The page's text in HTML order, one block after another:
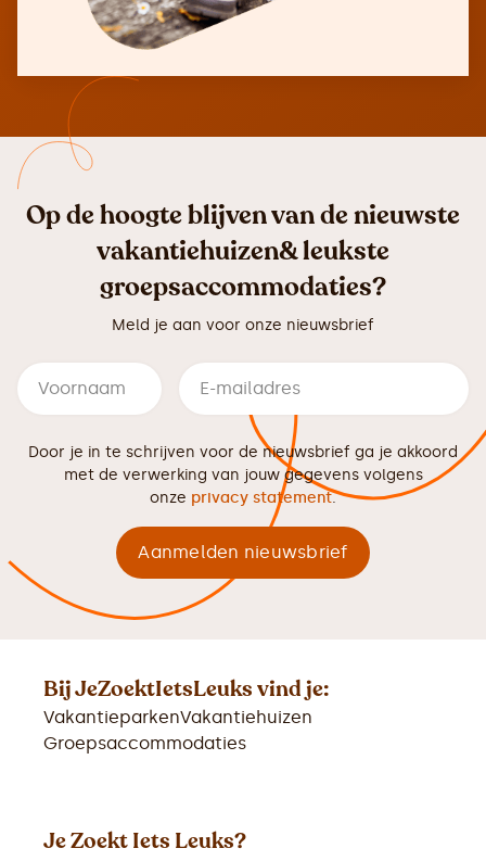
Op de hoogte blijven van de nieuwste
vakantiehuizen& leukste
groepsaccommodaties?
Meld je aan voor onze nieuwsbrief
Door je in te schrijven voor de nieuwsbrief ga je akkoord
met de verwerking van jouw gegevens volgens
onze privacy statement.
Bij JeZoektIetsLeuks vind je:
VakantieparkenVakantiehuizen
Groepsaccommodaties
Je Zoekt Iets Leuks?